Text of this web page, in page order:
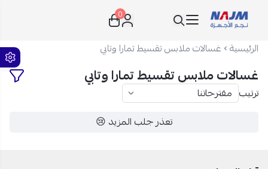
نجم الأجهزة
0
الرئيسية غسالات ملابس تقسيط تمارا وتابي
غسالات ملابس تقسيط تمارا وتابي
ترتيب
تعذر جلب المزيد 😢